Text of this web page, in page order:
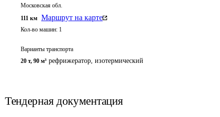
Московская обл.
111 км Маршрут на карте
Кол-во машин: 1
Варианты транспорта
20 т, 90 м³ рефрижератор, изотермический
Тендерная документация